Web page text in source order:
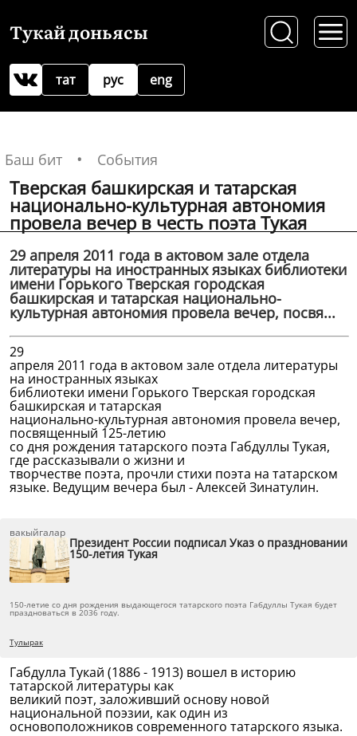
Тукай доньясы
рус
тат eng
Баш бит События
Тверская башкирская и татарская
национально-культурная автономия
провела вечер в честь поэта Тукая
29 апреля 2011 года в актовом зале отдела
литературы на иностранных языках библиотеки
имени Горького Тверская городская
башкирская и татарская национально-
культурная автономия провела вечер, посвя...
29
апреля 2011 года в актовом зале отдела литературы
на иностранных языках
библиотеки имени Горького Тверская городская
башкирская и татарская
национально-культурная автономия провела вечер,
посвященный 125-летию
со дня рождения татарского поэта Габдуллы Тукая,
где рассказывали о жизни и
творчестве поэта, прочли стихи поэта на татарском
языке. Ведущим вечера был - Алексей Зинатулин.
вакыйгалар
Президент России подписал Указ о праздновании
150-летия Тукая
150-летие со дня рождения выдающегося татарского поэта Габдуллы Тукая будет
праздноваться в 2036 году.
Тулырак
Габдулла Тукай (1886 - 1913) вошел в историю
татарской литературы как
великий поэт, заложивший основу новой
национальной поэзии, как один из
основоположников современного татарского языка.